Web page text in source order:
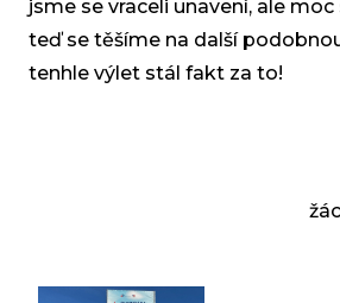
jsme se vraceli unavení, ale
teď se těšíme na další
tenhle výlet stál fakt za to!